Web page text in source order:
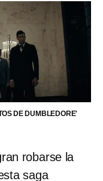
DE DUMBLEDORE'
robarse la
saga